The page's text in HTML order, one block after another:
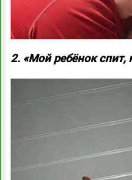
2. «Мой ребёнок спит,